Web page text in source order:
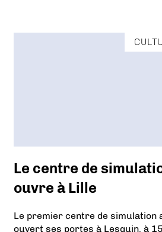
Le centre de
ouvre à Lille
Le premier centre de simulation
ouvert ses portes à Lesquin, à